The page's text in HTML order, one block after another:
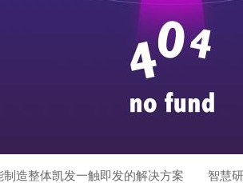
根据产品开发需求、立项论证结果等进行立项申
项目和被驳回项目查看等功能。
基于里程碑节点/控制要求节点，按远粗近细原
用资源平衡、资源统计等功能，为资源调度提
制造整体凯发一触即发的解决方案 智慧